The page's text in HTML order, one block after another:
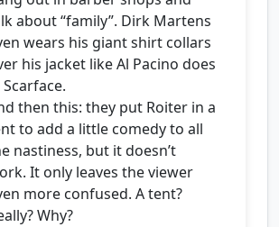
about “family”. Dirk Martens
wears his giant shirt collars
his jacket like Al Pacino does
Scarface.
then this: they put Roiter in a
to add a little comedy to all
nastiness, but it doesn’t
It only leaves the viewer
more confused. A tent?
Why?